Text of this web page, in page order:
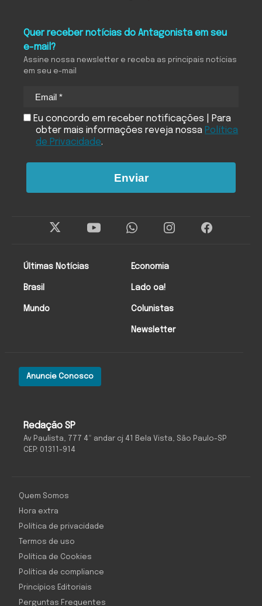
Redação SP
Av Paulista, 777 4º andar cj 41 Bela Vista, São Paulo-SP
CEP: 01311-914
Anuncie Conosco
Últimas Notícias
Brasil
Mundo
Economia
Lado oa!
Colunistas
Newsletter
Quer receber notícias do Antagonista em seu
e-mail?
Assine nossa newsletter e receba as principais notícias
em seu e-mail
Eu concordo em receber notificações | Para
obter mais informações reveja nossa Política
de Privacidade.
Enviar
Quem Somos
Hora extra
Política de privacidade
Termos de uso
Política de Cookies
Política de compliance
Princípios Editoriais
Perguntas Frequentes